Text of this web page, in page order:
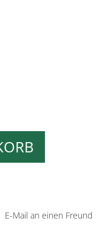
E-Mail an einen Freund